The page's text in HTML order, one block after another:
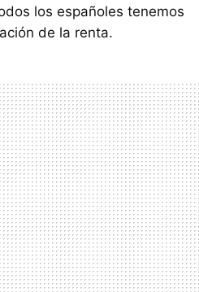
los españoles tenemos
de la renta.